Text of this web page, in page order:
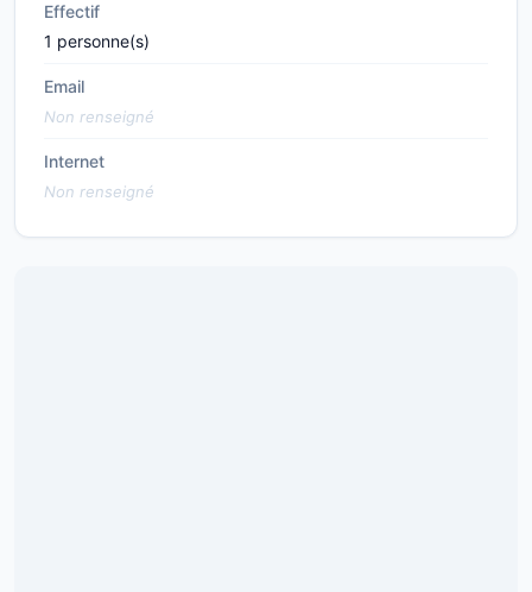
Effectif
1 personne(s)
Email
Non renseigné
Internet
Non renseigné